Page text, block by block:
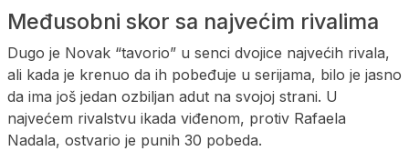
Međusobni skor sa najvećim rivalima
Dugo je Novak “tavorio” u senci dvojice najvećih rivala,
ali kada je krenuo da ih pobeđuje u serijama, bilo je jasno
da ima još jedan ozbiljan adut na svojoj strani. U
najvećem rivalstvu ikada viđenom, protiv Rafaela
Nadala, ostvario je punih 30 pobeda.